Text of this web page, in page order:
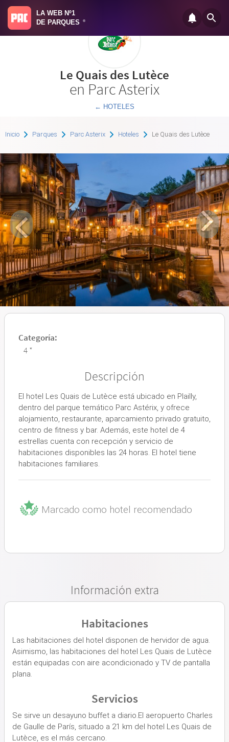
LA WEB Nº1
DE PARQUES
®
Le Quais des Lutèce
en Parc Asterix
← HOTELES
Inicio Parques Parc Asterix Hoteles Le Quais des Lutèce
Categoría:
4 *
Descripción
El hotel Les Quais de Lutèce está ubicado en Plailly,
dentro del parque temático Parc Astérix, y ofrece
alojamiento, restaurante, aparcamiento privado gratuito,
centro de fitness y bar. Además, este hotel de 4
estrellas cuenta con recepción y servicio de
habitaciones disponibles las 24 horas. El hotel tiene
habitaciones familiares.
Marcado como hotel recomendado
Información extra
Habitaciones
Las habitaciones del hotel disponen de hervidor de agua.
Asimismo, las habitaciones del hotel Les Quais de Lutèce
están equipadas con aire acondicionado y TV de pantalla
plana.
Servicios
Se sirve un desayuno buffet a diario.El aeropuerto Charles
de Gaulle de París, situado a 21 km del hotel Les Quais de
Lutèce, es el más cercano.